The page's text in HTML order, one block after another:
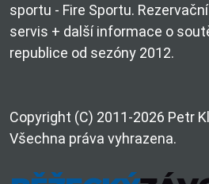
sportu - Fire Sportu.
servis + další informace o
republice od sezóny 2012.
Copyright (C) 2011-2026 Petr
Všechna práva vyhrazena.